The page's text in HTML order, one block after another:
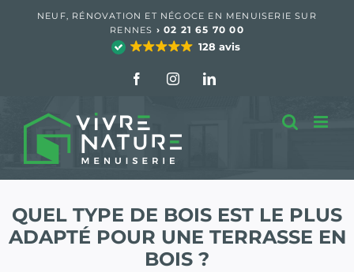
NEUF, RÉNOVATION ET NÉGOCE EN MENUISERIE SUR
RENNES › 02 21 65 70 00
128 avis
FacebookInstagramLinkedIn
QUEL TYPE DE BOIS EST LE PLUS
ADAPTÉ POUR UNE TERRASSE EN
BOIS ?